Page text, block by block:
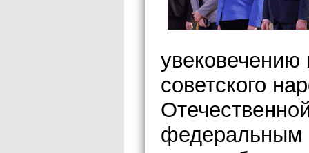
увековечению
советского
федеральным